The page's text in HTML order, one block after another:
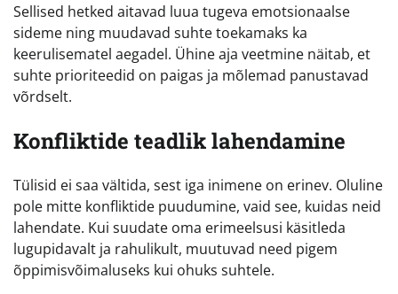
Sellised hetked aitavad luua tugeva emotsionaalse
sideme ning muudavad suhte toekamaks ka
keerulisematel aegadel. Ühine aja veetmine näitab, et
suhte prioriteedid on paigas ja mõlemad panustavad
võrdselt.
Konfliktide teadlik lahendamine
Tülisid ei saa vältida, sest iga inimene on erinev. Oluline
pole mitte konfliktide puudumine, vaid see, kuidas neid
lahendate. Kui suudate oma erimeelsusi käsitleda
lugupidavalt ja rahulikult, muutuvad need pigem
õppimisvõimaluseks kui ohuks suhtele.